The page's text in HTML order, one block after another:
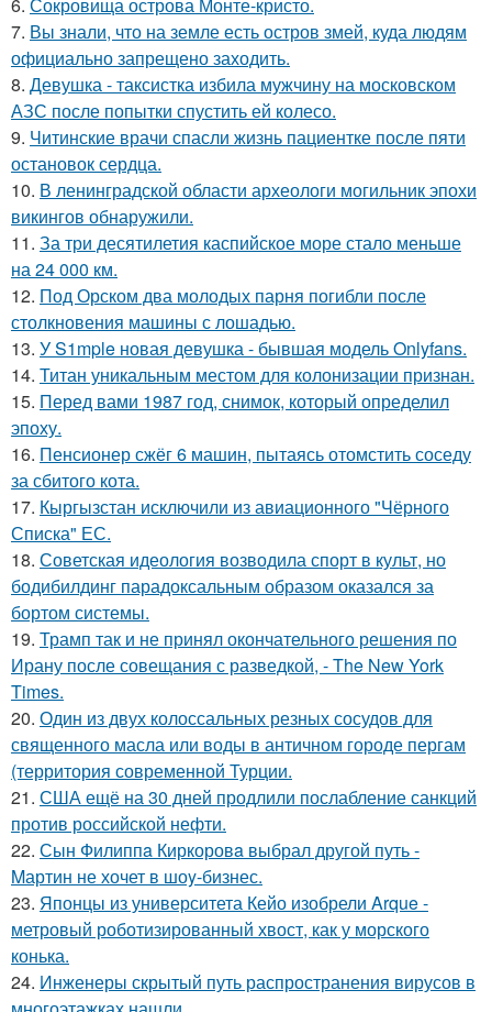
6. Сокровища острова Монте-кристо.
7. Вы знали, что на земле есть остров змей, куда людям
официально запрещено заходить.
8. Девушка - таксистка избила мужчину на московском
АЗС после попытки спустить ей колесо.
9. Читинские врачи спасли жизнь пациентке после пяти
остановок сердца.
10. В ленинградской области археологи могильник эпохи
викингов обнаружили.
11. За три десятилетия каспийское море стало меньше
на 24 000 км.
12. Под Орском два молодых парня погибли после
столкновения машины с лошадью.
13. У S1mple новая девушка - бывшая модель Onlyfans.
14. Титан уникальным местом для колонизации признан.
15. Перед вами 1987 год, снимок, который определил
эпоху.
16. Пенсионер сжёг 6 машин, пытаясь отомстить соседу
за сбитого кота.
17. Кыргызстан исключили из авиационного "Чёрного
Списка" ЕС.
18. Советская идеология возводила спорт в культ, но
бодибилдинг парадоксальным образом оказался за
бортом системы.
19. Трамп так и не принял окончательного решения по
Ирану после совещания с разведкой, - The New York
Times.
20. Один из двух колоссальных резных сосудов для
священного масла или воды в античном городе пергам
(территория современной Турции.
21. США ещё на 30 дней продлили послабление санкций
против российской нефти.
22. Сын Филиппa Киркоровa выбрал другой путь -
Mартин не хочет в шоy-бизнес.
23. Японцы из университета Кейо изобрели Arque -
метровый роботизированный хвост, как у морского
конька.
24. Инженеры скрытый путь распространения вирусов в